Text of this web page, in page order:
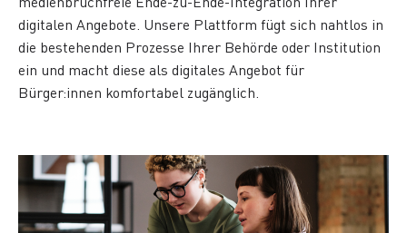
digitalen Angebote. Unsere Plattform fügt sich nahtlos in
die bestehenden Prozesse Ihrer Behörde oder Institution
ein und macht diese als digitales Angebot für
Bürger:innen komfortabel zugänglich.